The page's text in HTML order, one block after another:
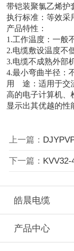
带铠装聚氯乙烯护
执行标准：等效采
产品特性：
1.工作温度：一般
2.电缆敷设温度不
3.电缆不成熟外部
4.最小弯曲半径：
用 途：适用于交
高的电子计算机、
显示出其优越的性
上一篇：
下一篇：
皓晨电缆
产品中心